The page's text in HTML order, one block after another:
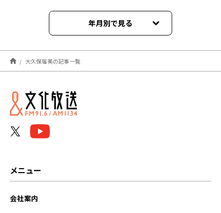
年月別で見る
2026年08月
2026年07月
2026年06月
大久保瑠美の記事一覧
メニュー
会社案内